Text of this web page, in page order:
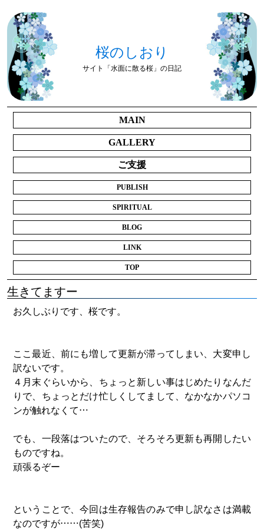
桜のしおり
サイト「水面に散る桜」の日記
MAIN
GALLERY
ご支援
PUBLISH
SPIRITUAL
BLOG
LINK
TOP
生きてますー
お久しぶりです、桜です。
ここ最近、前にも増して更新が滞ってしまい、大変申し
訳ないです。
４月末ぐらいから、ちょっと新しい事はじめたりなんだ
りで、ちょっとだけ忙しくしてまして、なかなかパソコ
ンが触れなくて…
でも、一段落はついたので、そろそろ更新も再開したい
ものですね。
頑張るぞー
ということで、今回は生存報告のみで申し訳なさは満載
なのですが……(苦笑)